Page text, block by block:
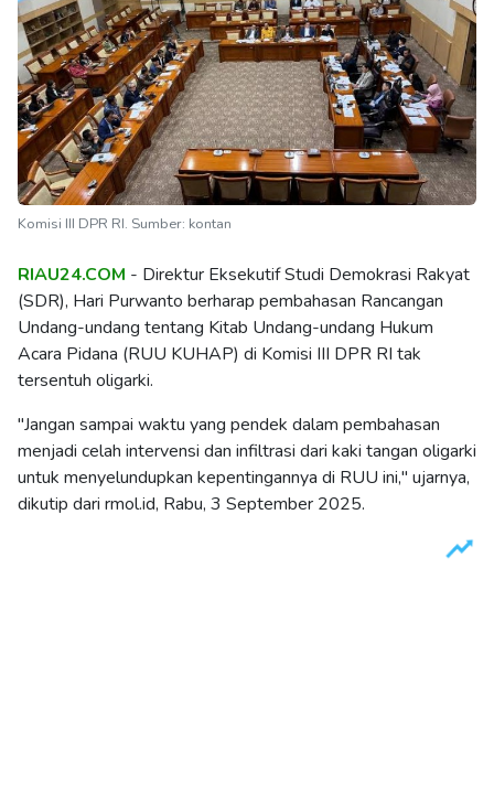
Komisi III DPR RI. Sumber: kontan
RIAU24.COM - Direktur Eksekutif Studi Demokrasi Rakyat
(SDR), Hari Purwanto berharap pembahasan Rancangan
Undang-undang tentang Kitab Undang-undang Hukum
Acara Pidana (RUU KUHAP) di Komisi III DPR RI tak
tersentuh oligarki.
"Jangan sampai waktu yang pendek dalam pembahasan
menjadi celah intervensi dan infiltrasi dari kaki tangan oligarki
untuk menyelundupkan kepentingannya di RUU ini," ujarnya,
dikutip dari rmol.id, Rabu, 3 September 2025.